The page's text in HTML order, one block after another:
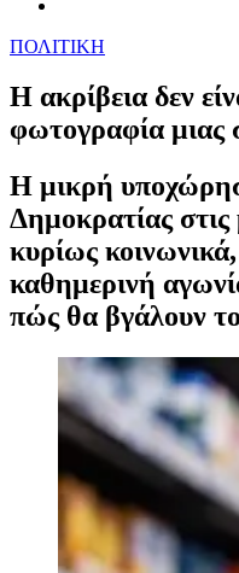
ΠΟΛΙΤΙΚΗ
Η ακρίβεια δεν
φωτογραφία μιας
Η μικρή
Δημοκρατίας στις
κυρίως
καθημερινή
πώς θα βγάλουν